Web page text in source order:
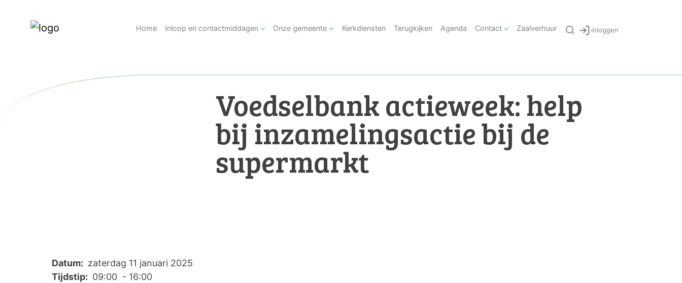
Home Inloop en contactmiddagen Onze gemeente Kerkdiensten Terugkijken Agenda Contact Zaalverhuur inloggen
Voedselbank actieweek: help
bij inzamelingsactie bij de
supermarkt
Datum: zaterdag 11 januari 2025
Tijdstip: 09:00 - 16:00